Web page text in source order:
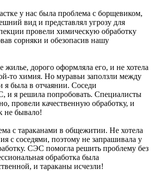
у нас была проблема с борщевиком,
вид и представлял угрозу для
провели химическую обработку
сорняки и обезопасив нашу
жилье, дорого оформляла его, и не хотела
то химия. Но муравьи заползли между
я была в отчаянии. Соседи
и я решила попробовать. Специалисты
провели качественную обработку, и
не бывало!
с тараканами в общежитии. Не хотела
с соседями, поэтому не запрашивала у
СЭС помогла решить проблему без
обработка была
и тараканы исчезли!